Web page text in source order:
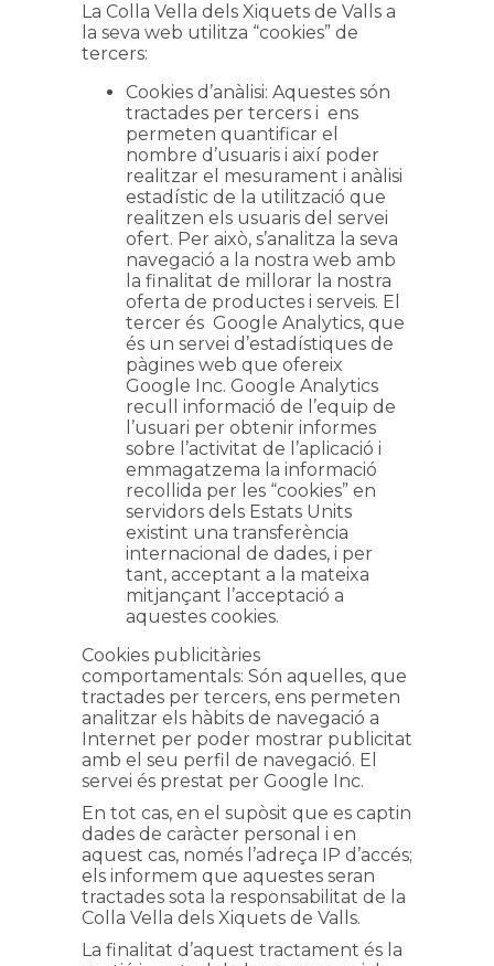
La Colla Vella dels Xiquets de Valls a
la seva web utilitza “cookies” de
tercers:
Cookies d’anàlisi: Aquestes són
tractades per tercers i ens
permeten quantificar el
nombre d’usuaris i així poder
realitzar el mesurament i anàlisi
estadístic de la utilització que
realitzen els usuaris del servei
ofert. Per això, s’analitza la seva
navegació a la nostra web amb
la finalitat de millorar la nostra
oferta de productes i serveis. El
tercer és Google Analytics, que
és un servei d’estadístiques de
pàgines web que ofereix
Google Inc. Google Analytics
recull informació de l’equip de
l’usuari per obtenir informes
sobre l’activitat de l’aplicació i
emmagatzema la informació
recollida per les “cookies” en
servidors dels Estats Units
existint una transferència
internacional de dades, i per
tant, acceptant a la mateixa
mitjançant l’acceptació a
aquestes cookies.
Cookies publicitàries
comportamentals: Són aquelles, que
tractades per tercers, ens permeten
analitzar els hàbits de navegació a
Internet per poder mostrar publicitat
amb el seu perfil de navegació. El
servei és prestat per Google Inc.
En tot cas, en el supòsit que es captin
dades de caràcter personal i en
aquest cas, només l’adreça IP d’accés;
els informem que aquestes seran
tractades sota la responsabilitat de la
Colla Vella dels Xiquets de Valls.
La finalitat d’aquest tractament és la